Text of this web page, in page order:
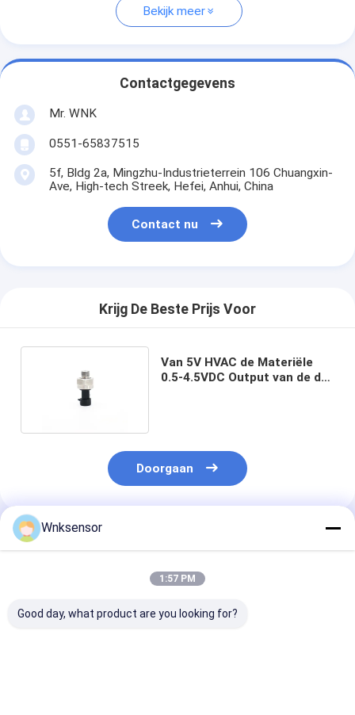
Bekijk meer
Contactgegevens
Mr. WNK
0551-65837515
5f, Bldg 2a, Mingzhu-Industrieterrein 106 Chuangxin-
Ave, High-tech Streek, Hefei, Anhui, China
Contact nu
Krijg De Beste Prijs Voor
Van 5V HVAC de Materiële
0.5-4.5VDC Output van de de
Doorgaan
Geadviseerde Producten
Wnksensor
1:57 PM
Good day, what product are you looking for?